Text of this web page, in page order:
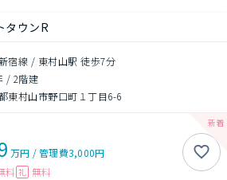
タウンR
宿線 / 東村山駅 徒歩7分
/ 2階建
東村山市野口町１丁目6-6
万円 /管理費3,000円
料 礼 無料